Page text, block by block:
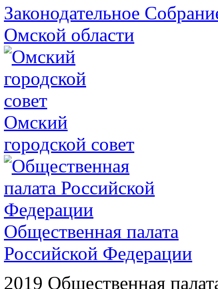
Законодательное
Омской области
Омский
городской совет
Общественная палата
Российской Федерации
2019 Общественная